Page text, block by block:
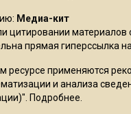
Медиа-кит
цитировании
прямая гиперссылка
ресурсе применяются
и анализа
Подробнее